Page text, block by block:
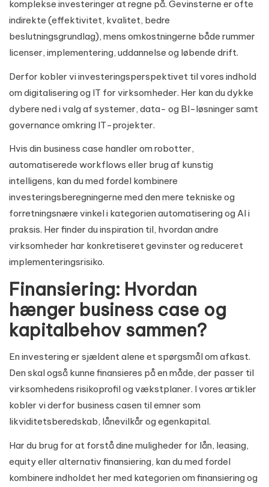
komplekse investeringer at regne på. Gevinsterne er ofte
indirekte (effektivitet, kvalitet, bedre
beslutningsgrundlag), mens omkostningerne både rummer
licenser, implementering, uddannelse og løbende drift.
Derfor kobler vi investeringsperspektivet til vores indhold
omdigitalisering og IT for virksomheder. Her kan du dykke
dybere ned i valg af systemer, data- og BI-løsninger samt
governance omkring IT-projekter.
Hvis din business case handler om robotter,
automatiserede workflows eller brug af kunstig
intelligens, kan du med fordel kombinere
investeringsberegningerne med den mere tekniske og
forretningsnære vinkel i kategorienautomatisering og AI i
praksis. Her finder du inspiration til, hvordan andre
virksomheder har konkretiseret gevinster og reduceret
implementeringsrisiko.
Finansiering: Hvordan
hænger business case og
kapitalbehov sammen?
En investering er sjældent alene et spørgsmål om afkast.
Den skal også kunne finansieres på en måde, der passer til
virksomhedens risikoprofil og vækstplaner. I vores artikler
kobler vi derfor business casen til emner som
likviditetsberedskab, lånevilkår og egenkapital.
Har du brug for at forstå dine muligheder for lån, leasing,
equity eller alternativ finansiering, kan du med fordel
kombinere indholdet her med kategorien omfinansiering og